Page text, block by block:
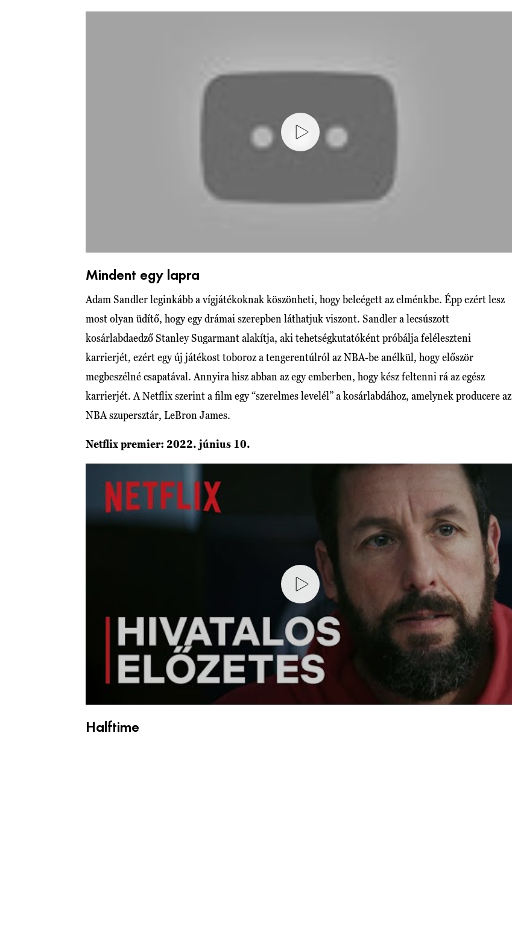
Mindent egy lapra
Adam Sandler leginkább a vígjátékoknak köszönheti, hogy beleégett az elménkbe. Épp ezért lesz
most olyan üdítő, hogy egy drámai szerepben láthatjuk viszont. Sandler a lecsúszott
kosárlabdaedző Stanley Sugarmant alakítja, aki tehetségkutatóként próbálja feléleszteni
karrierjét, ezért egy új játékost toboroz a tengerentúlról az NBA-be anélkül, hogy először
megbeszélné csapatával. Annyira hisz abban az egy emberben, hogy kész feltenni rá az egész
karrierjét. A Netflix szerint a film egy “szerelmes levelél” a kosárlabdához, amelynek producere az
NBA szupersztár, LeBron James.
Netflix premier: 2022. június 10.
Halftime